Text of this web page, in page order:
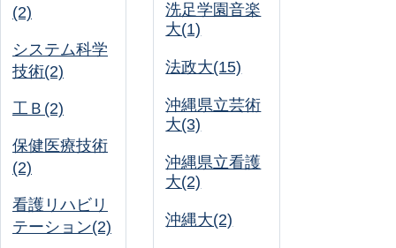
(2)
システム科学
技術(2)
工Ｂ(2)
保健医療技術
(2)
看護リハビリ
テーション(2)
洗足学園音楽
大(1)
法政大(15)
沖縄県立芸術
大(3)
沖縄県立看護
大(2)
沖縄大(2)